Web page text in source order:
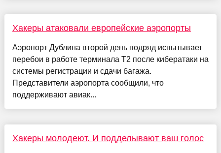
Хакеры атаковали европейские аэропорты
Аэропорт Дублина второй день подряд испытывает
перебои в работе терминала T2 после кибератаки на
системы регистрации и сдачи багажа.
Представители аэропорта сообщили, что
поддерживают авиак...
Хакеры молодеют. И подделывают ваш голос